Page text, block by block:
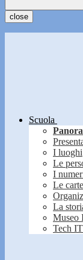
close
Scuola
I luoghi
Le
I
Le
La
Museo
Tech